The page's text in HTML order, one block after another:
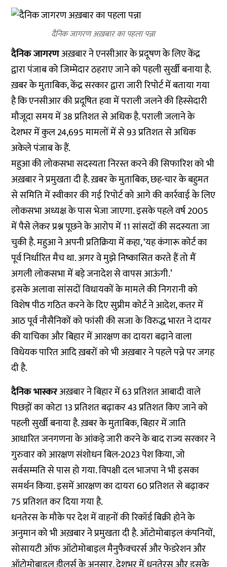
दैनिक जागरण अख़बार का पहला पन्ना
दैनिक जागरणअख़बार ने एनसीआर के प्रदूषण के लिए केंद्र
द्वारा पंजाब को जिम्मेदार ठहराए जाने को पहली सुर्खी बनाया है.
ख़बर के मुताबिक, केंद्र सरकार द्वारा जारी रिपोर्ट में बताया गया
है कि एनसीआर की प्रदूषित हवा में पराली जलने की हिस्सेदारी
मौजूदा समय में 38 प्रतिशत से अधिक है. पराली जलाने के
देशभर में कुल 24,695 मामलों में से 93 प्रतिशत से अधिक
अकेले पंजाब के हैं.
महुआ की लोकसभा सदस्यता निरस्त करने की सिफारिश को भी
अख़बार ने प्रमुखता दी है. ख़बर के मुताबिक, छह-चार के बहुमत
से समिति में स्वीकार की गई रिपोर्ट को आगे की कार्रवाई के लिए
लोकसभा अध्यक्ष के पास भेजा जाएगा. इसके पहले वर्ष 2005
में पैसे लेकर प्रश्न पूछने के आरोप में 11 सांसदों की सदस्यता जा
चुकी है. महुआ ने अपनी प्रतिक्रिया में कहा, ‘यह कंगारू कोर्ट का
पूर्व निर्धारित मैच था. अगर वे मुझे निष्कासित करते हैं तो मैं
अगली लोकसभा में बड़े जनादेश से वापस आऊंगी.’
इसके अलावा सांसदों विधायकों के मामले की निगरानी को
विशेष पीठ गठित करने के दिए सुप्रीम कोर्ट ने आदेश, कतर में
आठ पूर्व नौसैनिकों को फांसी की सजा के विरुद्ध भारत ने दायर
की याचिका और बिहार में आरक्षण का दायरा बढ़ाने वाला
विधेयक पारित आदि ख़बरों को भी अख़बार ने पहले पन्ने पर जगह
दी है.
दैनिक भास्करअख़बार ने बिहार में 63 प्रतिशत आबादी वाले
पिछड़ों का कोटा 13 प्रतिशत बढ़ाकर 43 प्रतिशत किए जाने को
पहली सुर्खी बनाया है. ख़बर के मुताबिक, बिहार में जाति
आधारित जनगणना के आंकड़े जारी करने के बाद राज्य सरकार ने
गुरुवार को आरक्षण संशोधन बिल-2023 पेश किया, जो
सर्वसम्मति से पास हो गया. विपक्षी दल भाजपा ने भी इसका
समर्थन किया. इसमें आरक्षण का दायरा 60 प्रतिशत से बढ़ाकर
75 प्रतिशत कर दिया गया है.
धनतेरस के मौके पर देश में वाहनों की रिकॉर्ड बिक्री होने के
अनुमान को भी अख़बार ने प्रमुखता दी है. ऑटोमोबाइल कंपनियों,
सोसायटी ऑफ ऑटोमोबाइल मैनुफैक्चरर्स और फेडरेशन और